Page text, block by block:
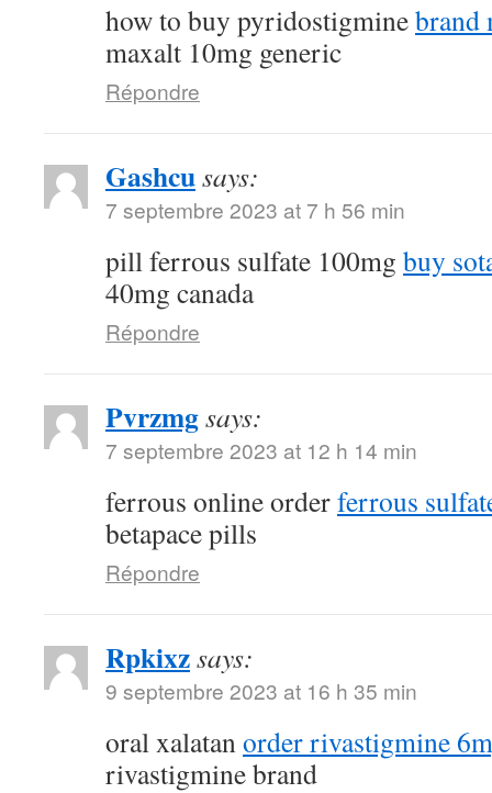
how to buy pyridostigminebrand
maxalt 10mg generic
Répondre
Gashcusays:
7 septembre 2023 at 7 h 56 min
pill ferrous sulfate 100mg buy
40mg canada
Répondre
Pvrzmgsays:
7 septembre 2023 at 12 h 14 min
ferrous online orderferrous
betapace pills
Répondre
Rpkixzsays:
9 septembre 2023 at 16 h 35 min
oral xalatanorder rivastigmine
rivastigmine brand